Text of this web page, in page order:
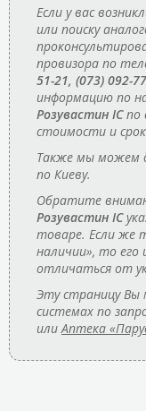
Если у вас
или поиску
провизора по
51-21, (073) 092-
информацию по
Розувастин ICпо
стоимости и
Также мы можем
по Киеву.
Обратите
Розувастин IC
товаре. Если же
наличии», то
отличаться от
Эту страницу
системах по
илиАптека